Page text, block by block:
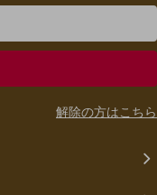
解除の方はこちら